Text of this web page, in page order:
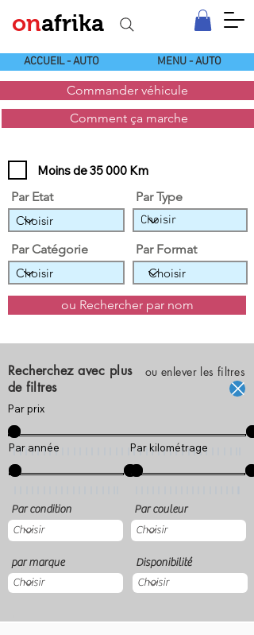
onafrika
ACCUEIL - AUTO MENU - AUTO
Commander véhicule
Comment ça marche
Moins de 35 000 Km
Par Etat
Par Type
Par Catégorie Par Format
ou Rechercher par nom
Recherchez avec plus
de filtres
ou enlever les filtres
Par prix
Par année Par kilométrage
Par condition Par couleur
par marque Disponibilité